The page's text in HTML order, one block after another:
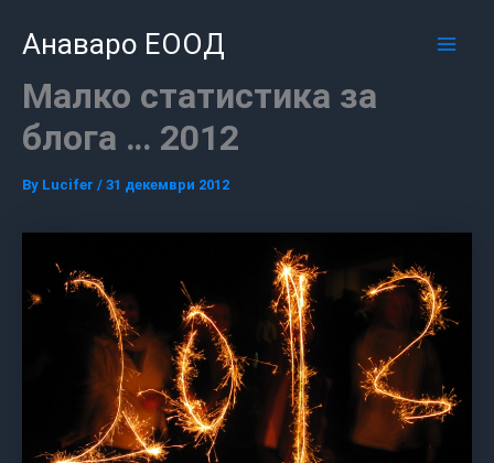
Анаваро ЕООД
Малко статистика за
блога … 2012
By Lucifer / 31 декември 2012